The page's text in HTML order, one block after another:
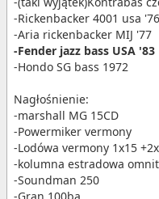
-Rickenbacker 4001 usa '76
-Aria rickenbacker MIJ '77
-Fender jazz bass USA '83
-Hondo SG bass 1972
Nagłośnienie:
-marshall MG 15CD
-Powermiker vermony
-Lodówa vermony 1x15
-kolumna estradowa
-Soundman 250